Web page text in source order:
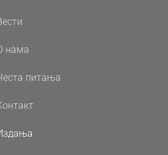
нама
питања